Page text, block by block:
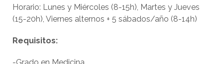
Horario: Lunes y Miércoles (8-15h), Martes y Jueves
(15-20h), Viernes alternos + 5 sábados/año (8-14h)
Requisitos: